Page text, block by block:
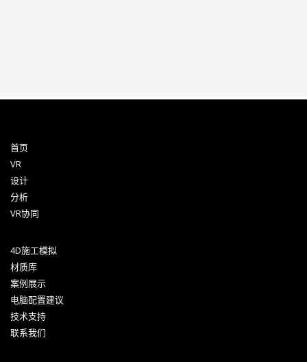
首页
VR
设计
分析
VR协同
4D施工模拟
材质库
案例展示
电脑配置建议
技术支持
联系我们